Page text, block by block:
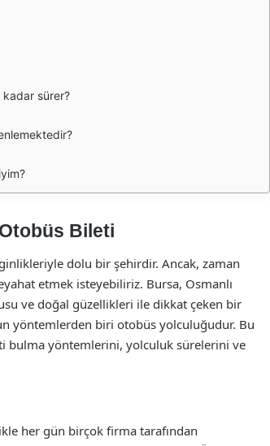
sürer?
Bileti
dolu bir şehirdir. Ancak, zaman
etmek isteyebiliriz. Bursa, Osmanlı
ve doğal güzellikleri ile dikkat çeken bir
yöntemlerden biri otobüs yolculuğudur. Bu
bulma yöntemlerini, yolculuk sürelerini ve
her gün birçok firma tarafından